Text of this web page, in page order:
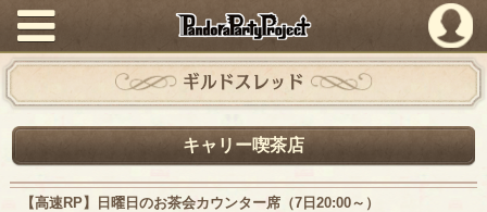
PandoraPartyProject
ギルドスレッド
キャリー喫茶店
【高速RP】日曜日のお茶会カウンター席（7日20:00～）